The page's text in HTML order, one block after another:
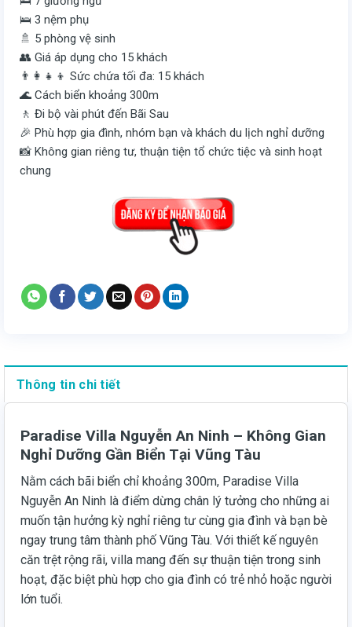
🛌 3 nệm phụ
🚿 5 phòng vệ sinh
👥 Giá áp dụng cho 15 khách
👨‍👩‍👧‍👦 Sức chứa tối đa: 15 khách
🌊 Cách biển khoảng 300m
🚶 Đi bộ vài phút đến Bãi Sau
🎉 Phù hợp gia đình, nhóm bạn và khách du lịch nghỉ dưỡng
📸 Không gian riêng tư, thuận tiện tổ chức tiệc và sinh hoạt
chung
Thông tin chi tiết
Paradise Villa Nguyễn An Ninh – Không Gian
Nghỉ Dưỡng Gần Biển Tại Vũng Tàu
Nằm cách bãi biển chỉ khoảng 300m, Paradise Villa
Nguyễn An Ninh là điểm dừng chân lý tưởng cho những ai
muốn tận hưởng kỳ nghỉ riêng tư cùng gia đình và bạn bè
ngay trung tâm thành phố Vũng Tàu. Với thiết kế nguyên
căn trệt rộng rãi, villa mang đến sự thuận tiện trong sinh
hoạt, đặc biệt phù hợp cho gia đình có trẻ nhỏ hoặc người
lớn tuổi.